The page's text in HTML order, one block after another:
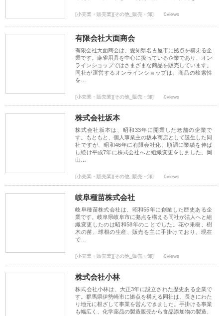
[小売業・販売業][その他_販売・卸] 0views
有限会社大面商会
有限会社大面商会は、愛知県名古屋市に拠点を構える企
業です。麻雀用具を中心に扱っている企業であり、オン
ラインショップではさまざまな商品を販売しています。
同社が運営するオンラインショップは、商品の検索性
を…
[小売業・販売業][その他_販売・卸] 0views
株式会社坂本
株式会社坂本は、昭和33年に開業した老舗の企業で
す。もともと、個人事業主の坂本商店として誕生した同
社ですが、昭和46年に有限会社化、順調に業績を伸ば
し続け平成7年に株式会社へと組織変更をしました。岡
山…
[小売業・販売業][その他_販売・卸] 0views
岐阜種苗株式会社
岐阜種苗株式会社は、昭和55年に創業した歴史ある企
業です。岐阜県岐阜市に拠点を構える同社が法人へと組
織変更したのは昭和58年のことでした。花や果樹、樹
木の苗、球根の生産、販売を主に手掛けており、現在
で…
[小売業・販売業][その他_販売・卸] 0views
株式会社小林
株式会社小林は、大正3年に設立された歴史ある企業で
す。群馬県伊勢崎市に拠点を構える同社は、長きにわた
り地元に根ざして事業を営んできました。手掛ける事業
も幅広く、化学薬品の製造販売から食品添加物の製造、